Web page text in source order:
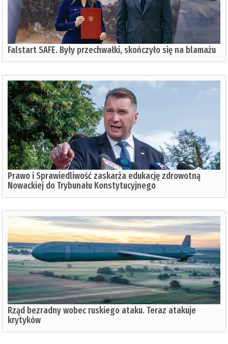
Falstart SAFE. Były przechwałki, skończyło się na blamażu
Prawo i Sprawiedliwość zaskarża edukację zdrowotną
Nowackiej do Trybunału Konstytucyjnego
Rząd bezradny wobec ruskiego ataku. Teraz atakuje
krytyków